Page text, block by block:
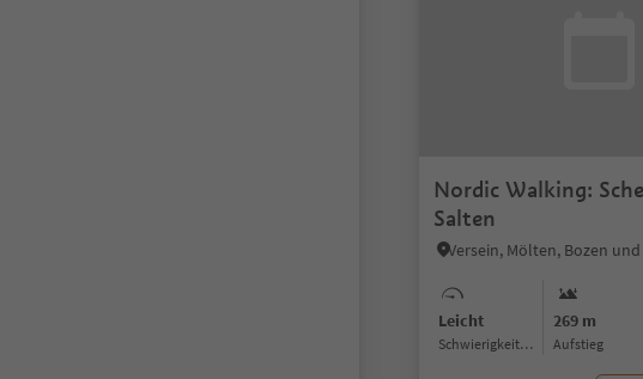
Nordic Walking:
Salten
Versein, Mölten, Bozen
Leicht
Schwierigkeitsgrad
269 m
Aufstieg